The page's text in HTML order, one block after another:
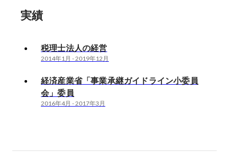
実績
税理士法人の経営
2014年1月 -2019年12月
経済産業省「事業承継ガイドライン小委員
会」委員
2016年4月 -2017年3月